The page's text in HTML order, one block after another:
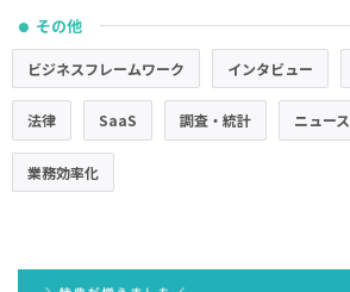
● その他
ビジネスフレームワーク インタビュー
法律 SaaS 調査・統計 ニュース
業務効率化